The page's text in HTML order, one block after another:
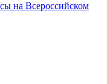
на Всероссийском